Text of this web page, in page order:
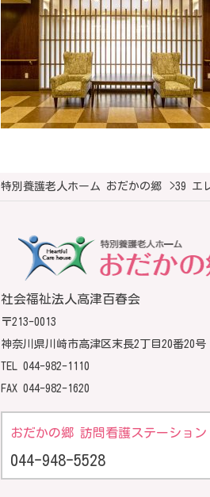
特別養護老人ホーム おだかの郷 >39 エ
社会福祉法人高津百春会
〒213-0013
神奈川県川崎市高津区末長2丁目20番20号
TEL 044-982-1110
FAX 044-982-1620
おだかの郷 訪問看護ステーション
044-948-5528